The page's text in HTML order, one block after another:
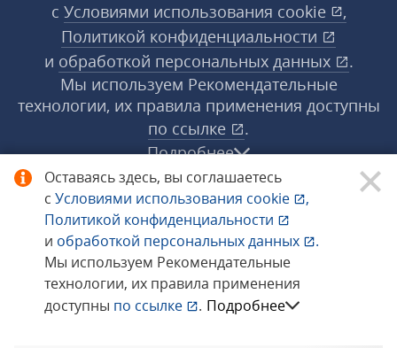
Оставаясь здесь, вы соглашаетесь
с Условиями использования cookie
,
Политикой конфиденциальности
и обработкой персональных данных
.
Мы используем Рекомендательные
технологии, их правила применения
доступны по ссылке . Подробнее
с Условиями использования cookie
,
Политикой конфиденциальности
и обработкой персональных данных
.
Мы используем Рекомендательные
технологии, их правила применения доступны
по ссылке
.
Подробнее
© 1998−2026 «1С‑Рарус» ®. Все права
защищены.
Сообщить об ошибке